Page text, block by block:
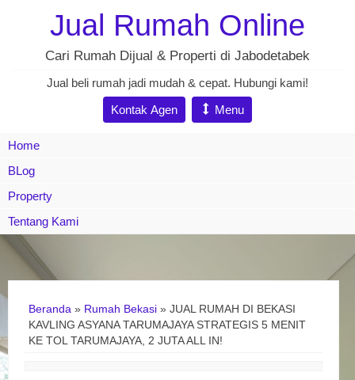
Jual Rumah Online
Cari Rumah Dijual & Properti di Jabodetabek
Jual beli rumah jadi mudah & cepat. Hubungi kami!
Kontak Agen
Menu
Home
BLog
Property
Tentang Kami
Beranda » Rumah Bekasi » JUAL RUMAH DI BEKASI
KAVLING ASYANA TARUMAJAYA STRATEGIS 5 MENIT
KE TOL TARUMAJAYA, 2 JUTA ALL IN!